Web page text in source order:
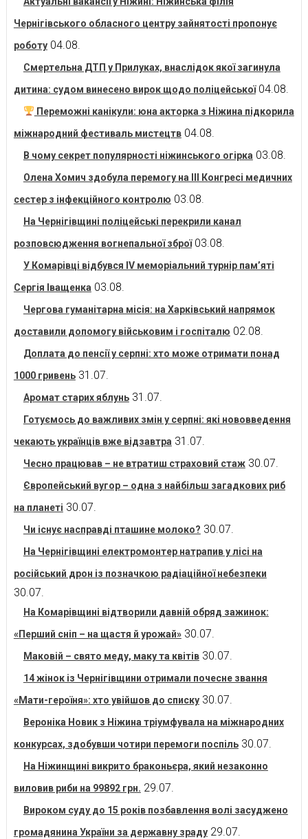
Чернігівського обласного центру зайнятості пропонує
роботу 04.08.
Смертельна ДТП у Прилуках, внаслідок якої загинула
дитина: судом винесено вирок щодо поліцейської 04.08.
Переможні канікули: юна акторка з Ніжина підкорила
міжнародний фестиваль мистецтв 04.08.
В чому секрет популярності ніжинського огірка 03.08.
Олена Хомич здобула перемогу на ІІІ Конгресі медичних
сестер з інфекційного контролю 03.08.
На Чернігівщині поліцейські перекрили канал
розповсюдження вогнепальної зброї 03.08.
У Комарівці відбувся IV меморіальний турнір пам’яті
Сергія Іващенка 03.08.
Чергова гуманітарна місія: на Харківський напрямок
доставили допомогу військовим і госпіталю 02.08.
Доплата до пенсії у серпні: хто може отримати понад
1000 гривень 31.07.
Аромат старих яблунь 31.07.
Готуємось до важливих змін у серпні: які нововведення
чекають українців вже відзавтра 31.07.
Чесно працював – не втратиш страховий стаж 30.07.
Європейський вугор – одна з найбільш загадкових риб
на планеті 30.07.
Чи існує насправді пташине молоко? 30.07.
На Чернігівщині електромонтер натрапив у лісі на
російський дрон із позначкою радіаційної небезпеки
30.07.
На Комарівщині відтворили давній обряд зажинок:
«Перший сніп – на щастя й урожай» 30.07.
Маковій – свято меду, маку та квітів 30.07.
14 жінок із Чернігівщини отримали почесне звання
«Мати-героїня»: хто увійшов до списку 30.07.
Вероніка Новик з Ніжина тріумфувала на міжнародних
конкурсах, здобувши чотири перемоги поспіль 30.07.
На Ніжинщині викрито браконьєра, який незаконно
виловив риби на 99892 грн. 29.07.
Вироком суду до 15 років позбавлення волі засуджено
громадянина України за державну зраду 29.07.